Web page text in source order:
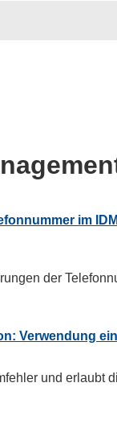
im
der
Verwendung
und erlaubt